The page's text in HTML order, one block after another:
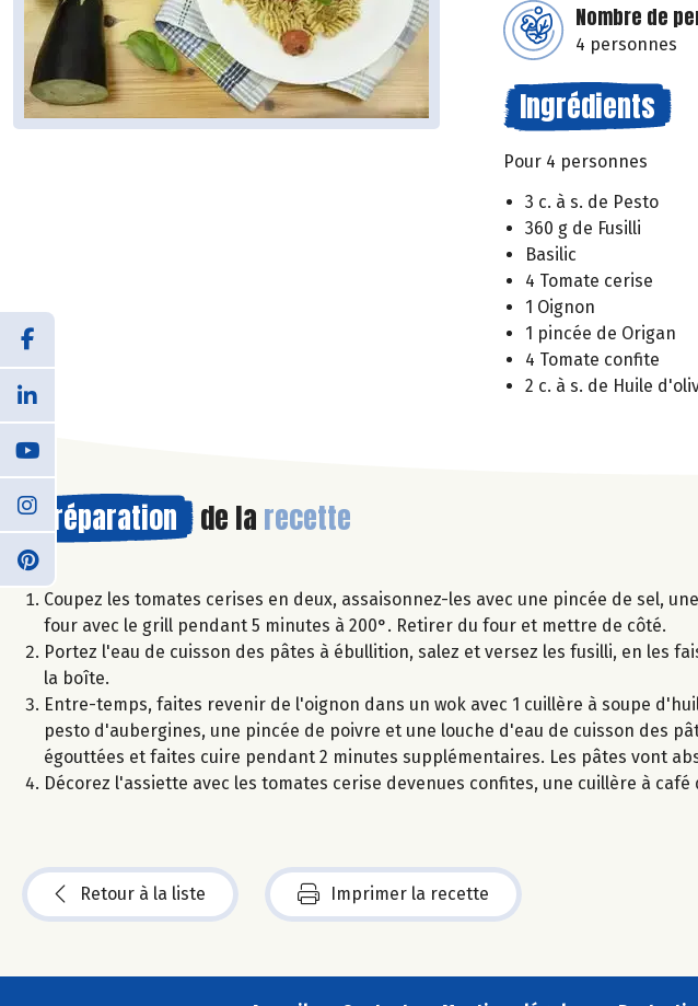
Nombre de
4 personnes
Ingrédients
Pour 4 personnes
3 c. à s. de Pesto
360 g de Fusilli
Basilic
4 Tomate cerise
1 Oignon
1 pincée de Origan
4 Tomate confite
2 c. à s. de Huile
Préparation de la recette
Coupez les tomates cerises en deux, assaisonnez-les avec une pincée de sel,
four avec le grill pendant 5 minutes à 200°. Retirer du four et mettre de côté.
Portez l'eau de cuisson des pâtes à ébullition, salez et versez les fusilli, en les
la boîte.
Entre-temps, faites revenir de l'oignon dans un wok avec 1 cuillère à soupe
pesto d'aubergines, une pincée de poivre et une louche d'eau de cuisson des
égouttées et faites cuire pendant 2 minutes supplémentaires. Les pâtes vont
Décorez l'assiette avec les tomates cerise devenues confites, une cuillère à
Retour à la liste Imprimer la recette